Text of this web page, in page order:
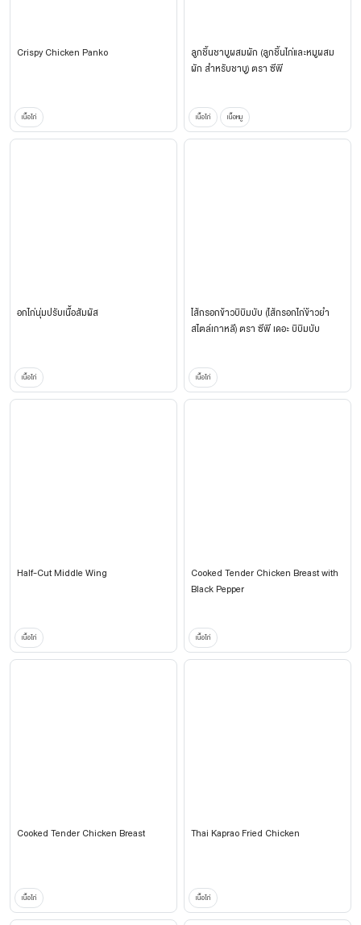
Crispy Chicken Panko
เนื้อไก่
ลูกชิ้นชาบูผสมผัก (ลูกชิ้นไก่และหมูผสม
ผัก สำหรับชาบู) ตรา ซีพี
เนื้อไก่ เนื้อหมู
อกไก่นุ่มปรับเนื้อสัมผัส
เนื้อไก่
ไส้กรอกข้าวบิบิมบับ (ไส้กรอกไก่ข้าวยำ
สไตล์เกาหลี) ตรา ซีพี เดอะ บิบิมบับ
เนื้อไก่
Half-Cut Middle Wing
เนื้อไก่
Cooked Tender Chicken Breast with
Black Pepper
เนื้อไก่
Cooked Tender Chicken Breast
เนื้อไก่
Thai Kaprao Fried Chicken
เนื้อไก่